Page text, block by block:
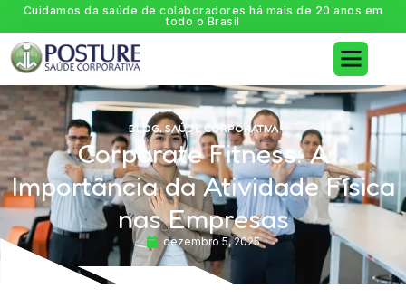
Cuidamos da saúde de colaboradores há mais de 20 anos em
todo o Brasil
BLOG,SAÚDE CORPORATIVA
Corporate Fitness: A
Importância da Atividade Física
nas Empresas
dezembro 5, 2025